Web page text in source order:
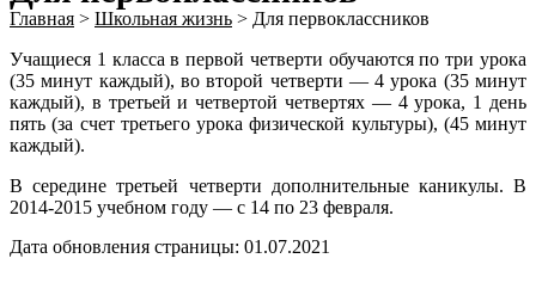
Главная > Школьная жизнь > Для первоклассников
Учащиеся 1 класса в первой четверти обучаются по три урока
(35 минут каждый), во второй четверти — 4 урока (35 минут
каждый), в третьей и четвертой четвертях — 4 урока, 1 день
пять (за счет третьего урока физической культуры), (45 минут
каждый).
В середине третьей четверти дополнительные каникулы. В
2014-2015 учебном году — с 14 по 23 февраля.
Дата обновления страницы: 01.07.2021